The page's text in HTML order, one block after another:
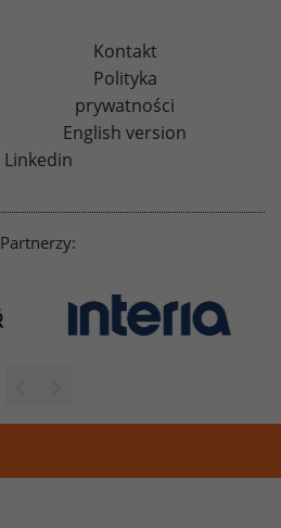
Kontakt
Polityka
prywatności
English version
Linkedin
Partnerzy: